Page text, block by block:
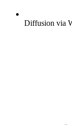
Diffusion via